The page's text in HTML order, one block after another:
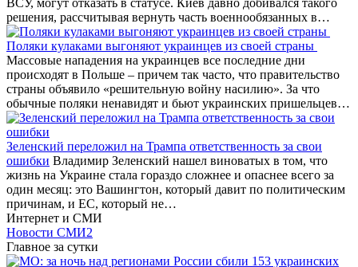
решения, рассчитывая вернуть часть военнообязанных в…
Поляки кулаками выгоняют украинцев из своей страны
Массовые нападения на украинцев все последние дни
происходят в Польше – причем так часто, что правительство
страны объявило «решительную войну насилию». За что
обычные поляки ненавидят и бьют украинских пришельцев…
Зеленский переложил на Трампа ответственность за свои
ошибки Владимир Зеленский нашел виноватых в том, что
жизнь на Украине стала гораздо сложнее и опаснее всего за
один месяц: это Вашингтон, который давит по политическим
причинам, и ЕС, который не…
Интернет и СМИ
Новости СМИ2
Главное за сутки